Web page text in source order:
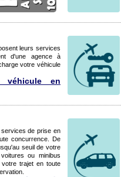
leurs services
d'une agence à
votre véhicule
véhicule en
de prise en
concurrence. De
seuil de votre
ou minibus
trajet en toute